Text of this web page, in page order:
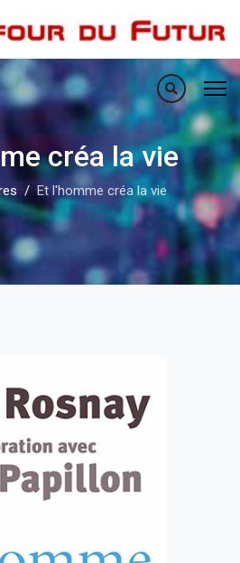
créa la vie
Et l'homme créa la vie